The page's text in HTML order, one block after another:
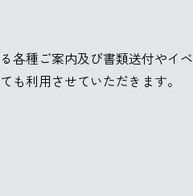
各種ご案内及び書類送付やイベ
利用させていただきます。